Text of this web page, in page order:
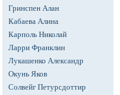
Гринспен Алан
Кабаева Алина
Карполь Николай
Ларри Франклин
Лукашенко Александр
Окунь Яков
Солвейг Петурсдоттир